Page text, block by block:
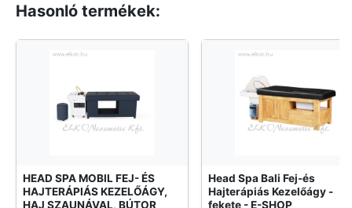
Hasonló termékek:
HEAD SPA MOBIL FEJ- ÉS
HAJTERÁPIÁS KEZELŐÁGY,
HAJ SZAUNÁVAL, BÚTOR
Head Spa Bali Fej-és
Hajterápiás Kezelőágy -
fekete - E-SHOP